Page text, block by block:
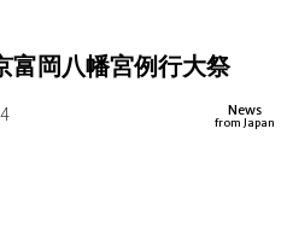
富岡八幡宮例行大祭
News
from Japan